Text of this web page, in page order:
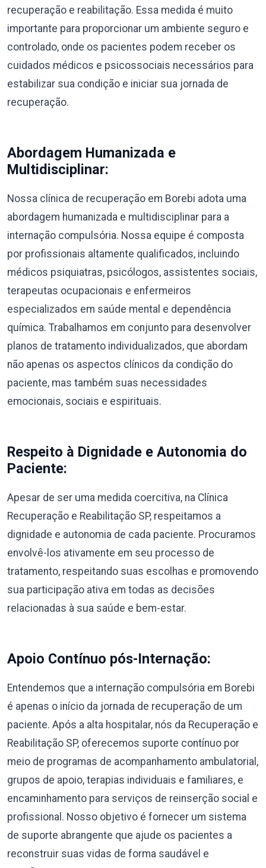
recuperação e reabilitação. Essa medida é muito
importante para proporcionar um ambiente seguro e
controlado, onde os pacientes podem receber os
cuidados médicos e psicossociais necessários para
estabilizar sua condição e iniciar sua jornada de
recuperação.
Abordagem Humanizada e
Multidisciplinar:
Nossa clínica de recuperação em Borebi adota uma
abordagem humanizada e multidisciplinar para a
internação compulsória. Nossa equipe é composta
por profissionais altamente qualificados, incluindo
médicos psiquiatras, psicólogos, assistentes sociais,
terapeutas ocupacionais e enfermeiros
especializados em saúde mental e dependência
química. Trabalhamos em conjunto para desenvolver
planos de tratamento individualizados, que abordam
não apenas os aspectos clínicos da condição do
paciente, mas também suas necessidades
emocionais, sociais e espirituais.
Respeito à Dignidade e Autonomia do
Paciente:
Apesar de ser uma medida coercitiva, na Clínica
Recuperação e Reabilitação SP, respeitamos a
dignidade e autonomia de cada paciente. Procuramos
envolvê-los ativamente em seu processo de
tratamento, respeitando suas escolhas e promovendo
sua participação ativa em todas as decisões
relacionadas à sua saúde e bem-estar.
Apoio Contínuo pós-Internação:
Entendemos que a internação compulsória em Borebi
é apenas o início da jornada de recuperação de um
paciente. Após a alta hospitalar, nós da Recuperação e
Reabilitação SP, oferecemos suporte contínuo por
meio de programas de acompanhamento ambulatorial,
grupos de apoio, terapias individuais e familiares, e
encaminhamento para serviços de reinserção social e
profissional. Nosso objetivo é fornecer um sistema
de suporte abrangente que ajude os pacientes a
reconstruir suas vidas de forma saudável e